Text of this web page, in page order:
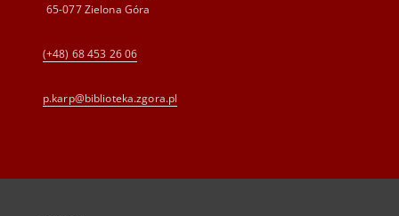
65-077 Zielona Góra
(+48) 68 453 26 06
p.karp@biblioteka.zgora.pl